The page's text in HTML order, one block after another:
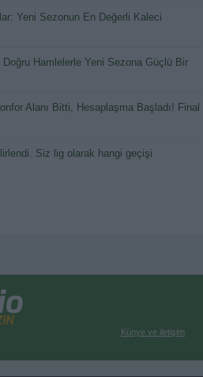
Yeni Sezonun En Değerli Kaleci
Hamlelerle Yeni Sezona Güçlü Bir
Alanı Bitti, Hesaplaşma Başladı! Final
Siz lig olarak hangi geçişi
Künye ve iletişim